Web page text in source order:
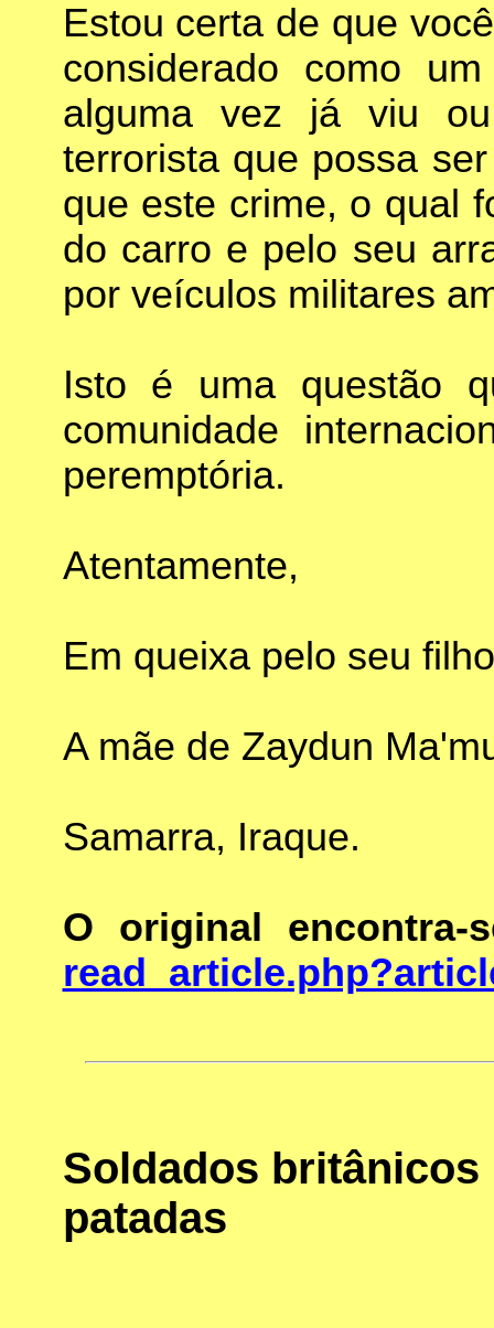
Estou certa de que
considerado como
alguma vez já viu
terrorista que possa
que este crime, o qual
do carro e pelo seu
por veículos militares
Isto é uma questão
comunidade
peremptória.
Atentamente,
Em queixa pelo seu
A mãe de Zaydun
Samarra, Iraque.
O original
Soldados
patadas